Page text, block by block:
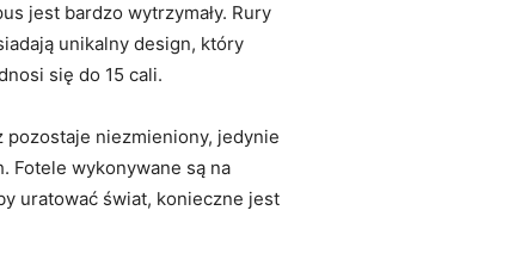
jest bardzo wytrzymały. Rury
unikalny design, który
się do 15 cali.
niezmieniony, jedynie
Fotele wykonywane są na
uratować świat, konieczne jest